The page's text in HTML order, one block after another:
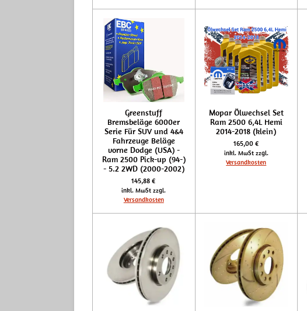
Greenstuff
Bremsbeläge 6000er
Serie Für SUV und 4&4
Fahrzeuge Beläge
vorne Dodge (USA) -
Ram 2500 Pick-up (94-)
- 5.2 2WD (2000-2002)
145,88 €
inkl. MwSt zzgl.
Versandkosten
Mopar Ölwechsel Set
Ram 2500 6,4L Hemi
2014-2018 (klein)
165,00 €
inkl. MwSt zzgl.
Versandkosten